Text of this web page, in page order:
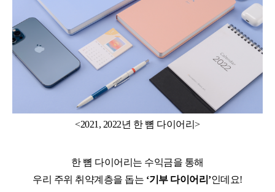
<2021, 2022년 한 뼘 다이어리>
한 뼘 다이어리는 수익금을 통해
우리 주위 취약계층을 돕는 ‘기부 다이어리’인데요!